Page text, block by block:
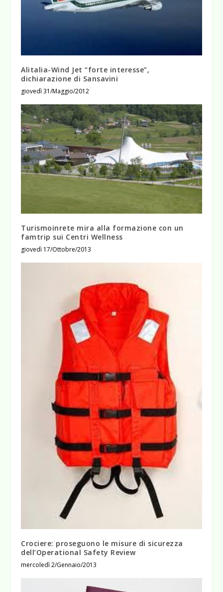
Alitalia-Wind Jet “forte interesse”,
dichiarazione di Sansavini
giovedì 31/Maggio/2012
Turismoinrete mira alla formazione con un
famtrip sui Centri Wellness
giovedì 17/Ottobre/2013
Crociere: proseguono le misure di sicurezza
dell’Operational Safety Review
mercoledì 2/Gennaio/2013